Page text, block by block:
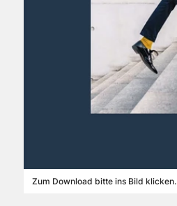
Zum Download bitte ins Bild klicken.